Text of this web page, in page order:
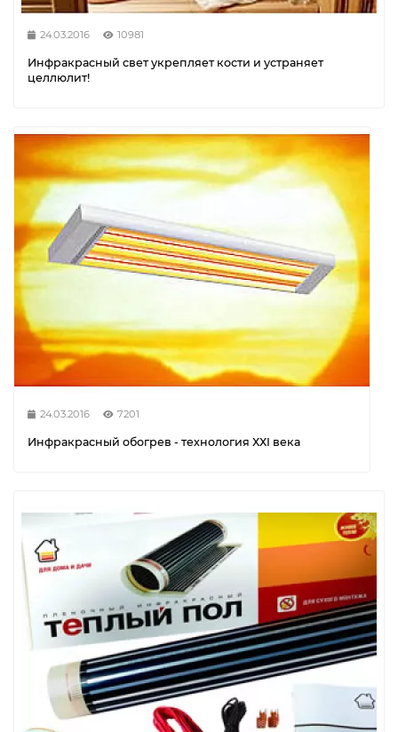
24.03.2016 10981
Инфракрасный свет укрепляет кости и устраняет
целлюлит!
24.03.2016 7201
Инфракрасный обогрев - технология ХХI века